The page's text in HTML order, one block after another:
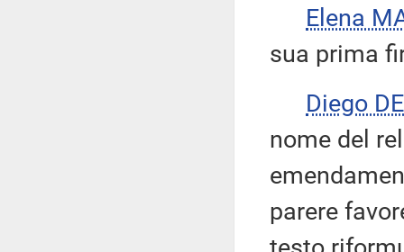
Elena
sua prima
Diego
nome del
parere